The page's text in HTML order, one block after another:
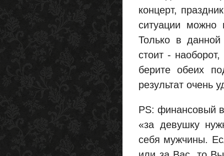
концерт,
ситуации можно
Только в
стоит -
берите обеих
результат очень
PS: финансовый
«за девушку
себя мужчины.